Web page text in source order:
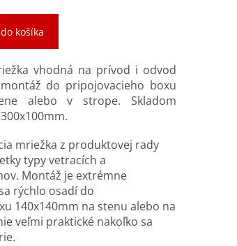
košíka
vhodná na prívod i odvod
do pripojovacieho boxu
alebo v strope. Skladom
mriežka z produktovej rady
typy vetracích a
Montáž je extrémne
rýchlo osadí do
140x140mm na stenu alebo na
veľmi praktické nakoľko sa